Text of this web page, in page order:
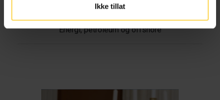
Ikke tillat
Energi, petroleum og offshore